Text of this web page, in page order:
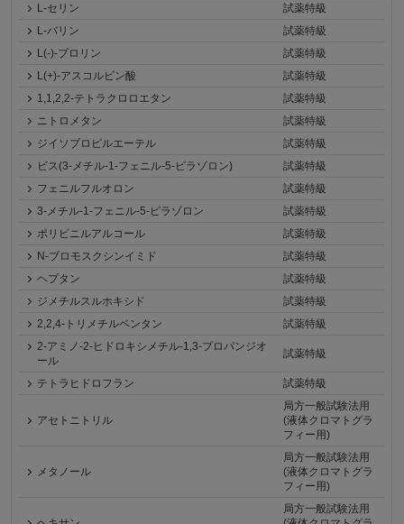
L-セリン
試薬特級
L-バリン
試薬特級
L(-)-プロリン
試薬特級
L(+)-アスコルビン酸
試薬特級
1,1,2,2-テトラクロロエタン
試薬特級
ニトロメタン
試薬特級
ジイソプロピルエーテル
試薬特級
ビス(3-メチル-1-フェニル-5-ピラゾロン)
試薬特級
フェニルフルオロン
試薬特級
3-メチル-1-フェニル-5-ピラゾロン
試薬特級
ポリビニルアルコール
試薬特級
N-ブロモスクシンイミド
試薬特級
ヘプタン
試薬特級
ジメチルスルホキシド
試薬特級
2,2,4-トリメチルペンタン
試薬特級
2-アミノ-2-ヒドロキシメチル-1,3-プロパンジオ
ール
試薬特級
テトラヒドロフラン 試薬特級
アセトニトリル
局方一般試験法用
(液体クロマトグラ
フィー用)
メタノール
局方一般試験法用
(液体クロマトグラ
フィー用)
局方一般試験法用